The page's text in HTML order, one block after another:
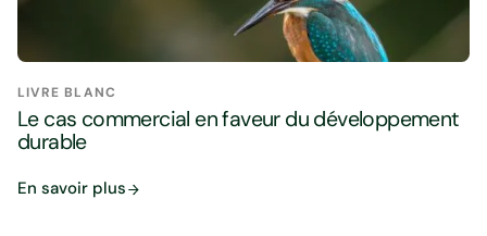
LIVRE BLANC
Le cas commercial en faveur du développement
durable
En savoir plus